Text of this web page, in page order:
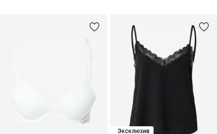
Эксклюзив